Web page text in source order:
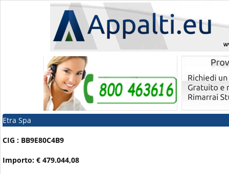
Etra Spa
CIG : BB9E80C4B9
Importo: € 479.044,08